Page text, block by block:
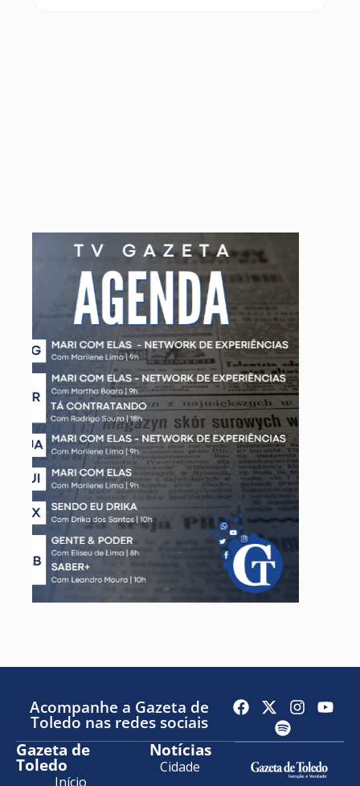
Acompanhe a Gazeta de
Toledo nas redes sociais
Gazeta de
Toledo
Início
Notícias
Cidade